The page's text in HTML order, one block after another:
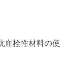
血栓性材料の使